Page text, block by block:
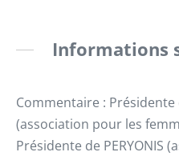
Informations
Commentaire : Présidente
(association pour les
Présidente de PERYONIS